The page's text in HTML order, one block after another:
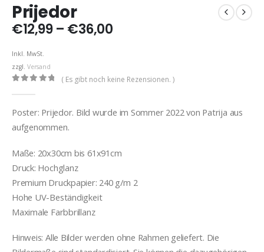
Prijedor
€12,99 – €36,00Preisspanne:
Inkl. MwSt.
zzgl. Versand
( Es gibt noch keine Rezensionen. )
Poster: Prijedor. Bild wurde im Sommer 2022 von Patrija aus
aufgenommen.
Maße: 20x30cm bis 61x91cm
Druck: Hochglanz
Premium Druckpapier: 240 g/m 2
Hohe UV-Beständigkeit
Maximale Farbbrillanz
Hinweis: Alle Bilder werden ohne Rahmen geliefert. Die